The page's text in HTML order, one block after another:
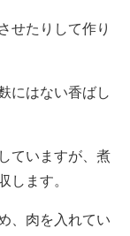
せたりして作り
にはない香ばし
ていますが、煮
ます。
、肉を入れてい